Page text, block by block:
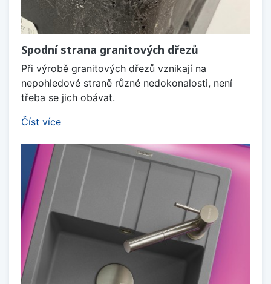
Spodní strana granitových dřezů
Při výrobě granitových dřezů vznikají na
nepohledové straně různé nedokonalosti, není
třeba se jich obávat.
Číst více